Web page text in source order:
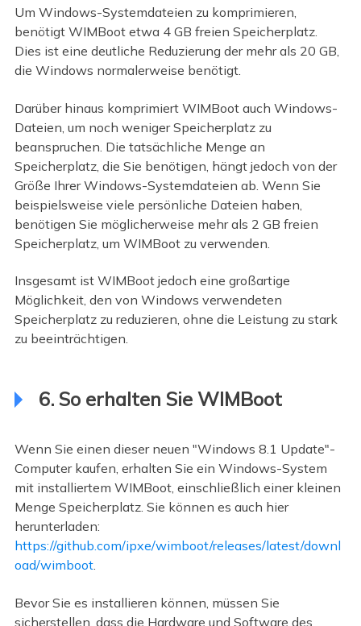
Um Windows-Systemdateien zu komprimieren,
benötigt WIMBoot etwa 4 GB freien Speicherplatz.
Dies ist eine deutliche Reduzierung der mehr als 20 GB,
die Windows normalerweise benötigt.
Darüber hinaus komprimiert WIMBoot auch Windows-
Dateien, um noch weniger Speicherplatz zu
beanspruchen. Die tatsächliche Menge an
Speicherplatz, die Sie benötigen, hängt jedoch von der
Größe Ihrer Windows-Systemdateien ab. Wenn Sie
beispielsweise viele persönliche Dateien haben,
benötigen Sie möglicherweise mehr als 2 GB freien
Speicherplatz, um WIMBoot zu verwenden.
Insgesamt ist WIMBoot jedoch eine großartige
Möglichkeit, den von Windows verwendeten
Speicherplatz zu reduzieren, ohne die Leistung zu stark
zu beeinträchtigen.
6. So erhalten Sie WIMBoot
Wenn Sie einen dieser neuen "Windows 8.1 Update"-
Computer kaufen, erhalten Sie ein Windows-System
mit installiertem WIMBoot, einschließlich einer kleinen
Menge Speicherplatz. Sie können es auch hier
herunterladen:
https://github.com/ipxe/wimboot/releases/latest/downl
oad/wimboot.
Bevor Sie es installieren können, müssen Sie
sicherstellen, dass die Hardware und Software des